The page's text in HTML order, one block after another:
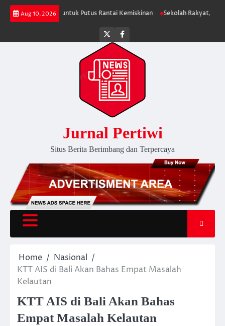
Skip
Aug 10, 2026
APBN untuk Putus Rantai Kemiskinan Sekolah Rakyat, Upaya
Twitterfacebook
Jurnal Pertiwi
Situs Berita Berimbang dan Terpercaya
Home
Nasional
KTT AIS di Bali Akan Bahas Empat Masalah
Kelautan
KTT AIS di Bali Akan Bahas
Empat Masalah Kelautan